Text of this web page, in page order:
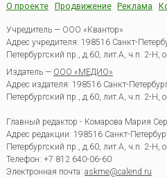
О проекте Продвижение Реклама
Учредитель — ООО «Квантор»
Адрес учредителя: 198516 Санкт-
Петербургский пр., д.60, лит.А, ч.п. 2-Н,
Издатель — ООО «МЕДИО»
Адрес издателя: 198516 Санкт-
Петербургский пр., д.60, лит.А, ч.п. 2-Н,
Главный редактор - Комарова Мария
Адрес редакции: 198516 Санкт-
Петербургский пр., д.60, лит.А, ч.п. 2-Н,
Телефон: +7 812 640-06-60
Электронная почта: askme@calend.ru